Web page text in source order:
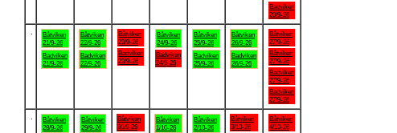
Badviken
20/9-26
Båtviken
21/9-26
Badviken
21/9-26
Båtviken
22/9-26
Badviken
22/9-26
Båtviken
23/9-26
Badviken
23/9-26
Båtviken
24/9-26
Badviken
24/9-26
Båtviken
25/9-26
Badviken
25/9-26
Båtviken
26/9-26
Badviken
26/9-26
Båtviken
27/9-26
Båtviken
27/9-26
Badviken
27/9-26
Badviken
27/9-26
Båtviken
28/9-26
Båtviken
29/9-26
Båtviken
30/9-26
Båtviken
1/10-26
Båtviken
2/10-26
Båtviken
3/10-26
Båtviken
4/10-26